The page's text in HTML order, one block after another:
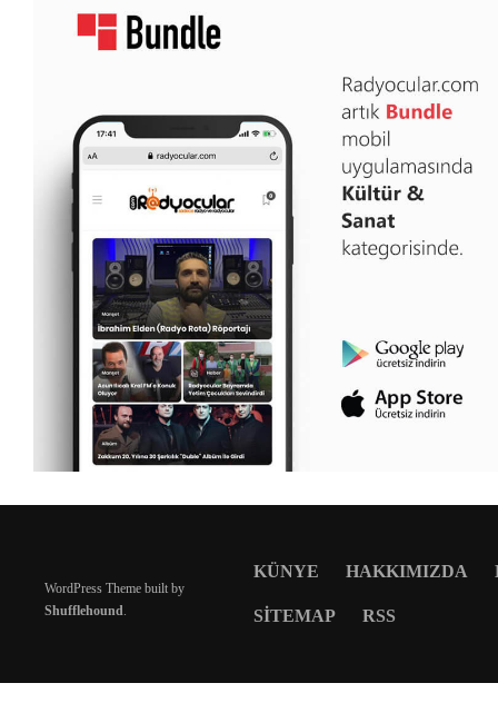
WordPress Theme built by
Shufflehound.
KÜNYE HAKKIMIZDA
SITEMAP RSS